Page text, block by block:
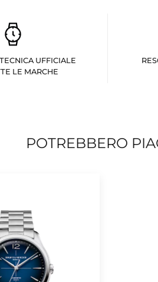
UFFICIALE
LE MARCHE
POTREBBERO